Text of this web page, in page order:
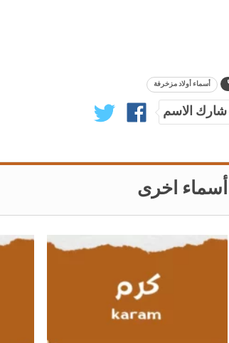
أسماء أولاد مزخرفة
شارك الاسم
أسماء اخرى